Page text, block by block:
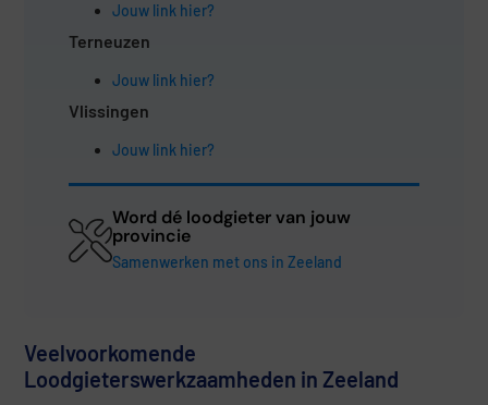
Jouw link hier?
Terneuzen
Jouw link hier?
Vlissingen
Jouw link hier?
Word dé loodgieter van jouw
provincie
Samenwerken met ons in Zeeland
Veelvoorkomende
Loodgieterswerkzaamheden in Zeeland